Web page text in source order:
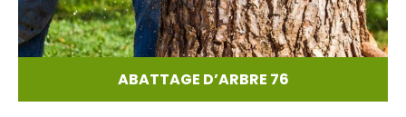
ABATTAGE D’ARBRE 76